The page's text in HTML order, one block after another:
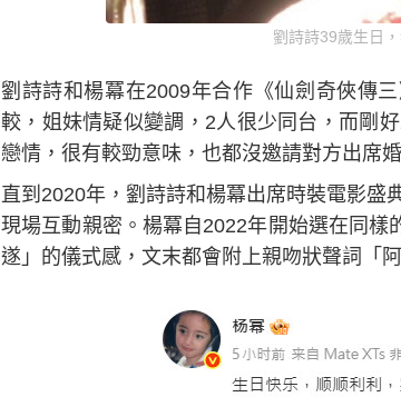
劉詩詩39歲生日
劉詩詩和楊冪在2009年合作《仙劍奇俠傳
較，姐妹情疑似變調，2人很少同台，而剛
戀情，很有較勁意味，也都沒邀請對方出席
直到2020年，劉詩詩和楊冪出席時裝電影盛
現場互動親密。楊冪自2022年開始選在同
遂」的儀式感，文末都會附上親吻狀聲詞「